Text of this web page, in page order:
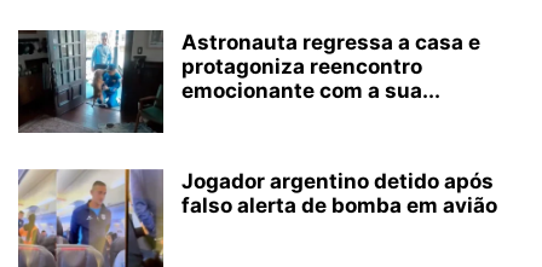
Astronauta regressa a casa e
protagoniza reencontro
emocionante com a sua...
Jogador argentino detido após
falso alerta de bomba em avião